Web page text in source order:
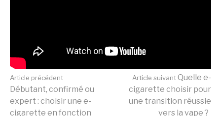
Lire
Article précédent
Débutant, confirmé ou
expert : choisir une e-
cigarette en fonction
Article suivantQuelle e-
cigarette choisir pour
une transition réussie
vers la vape ?